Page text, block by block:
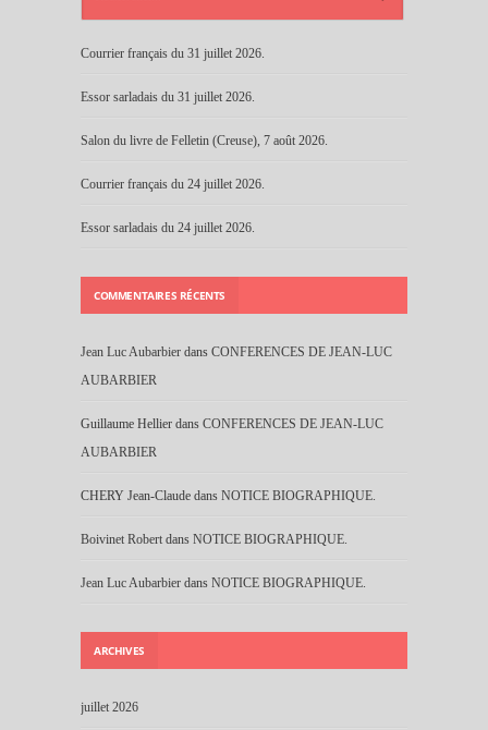
Courrier français du 31 juillet 2026.
Essor sarladais du 31 juillet 2026.
Salon du livre de Felletin (Creuse), 7 août 2026.
Courrier français du 24 juillet 2026.
Essor sarladais du 24 juillet 2026.
COMMENTAIRES RÉCENTS
Jean Luc Aubarbier dans CONFERENCES DE JEAN-LUC
AUBARBIER
Guillaume Hellier dans CONFERENCES DE JEAN-LUC
AUBARBIER
CHERY Jean-Claude dans NOTICE BIOGRAPHIQUE.
Boivinet Robert dans NOTICE BIOGRAPHIQUE.
Jean Luc Aubarbier dans NOTICE BIOGRAPHIQUE.
ARCHIVES
juillet 2026